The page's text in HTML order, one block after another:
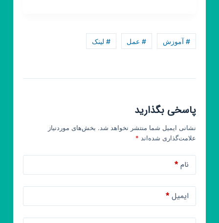
برادران
خواهربرادرانم
# آموزش # عمل # لینک
پاسخی بگذارید
نشانی ایمیل شما منتشر نخواهد شد. بخش‌های موردنیاز
علامت‌گذاری شده‌اند *
نام*
ایمیل*